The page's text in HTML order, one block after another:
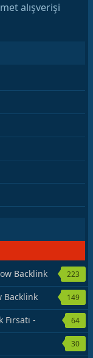
alışverişi
Backlink
223
Backlink
149
Fırsatı -
64
30